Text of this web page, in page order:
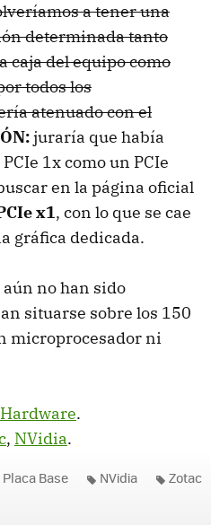
a tener una
determinada tanto
caja del equipo como
todos los
atenuado con el
juraría que había
1x como un PCIe
en la página oficial
x1, con lo que se cae
gráfica dedicada.
no han sido
situarse sobre los 150
microprocesador ni
.
, NVidia.
Placa Base NVidia Zotac